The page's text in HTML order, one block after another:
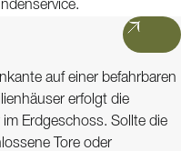
auf einer befahrbaren
erfolgt die
Erdgeschoss. Sollte die
Tore oder